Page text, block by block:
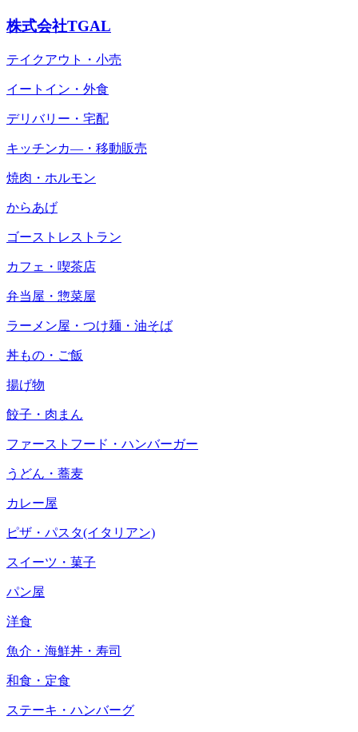
株式会社TGAL
テイクアウト・小売
イートイン・外食
デリバリー・宅配
キッチンカ―・移動販売
焼肉・ホルモン
からあげ
ゴーストレストラン
カフェ・喫茶店
弁当屋・惣菜屋
ラーメン屋・つけ麺・油そば
丼もの・ご飯
揚げ物
餃子・肉まん
ファーストフード・ハンバーガー
うどん・蕎麦
カレー屋
ピザ・パスタ(イタリアン)
スイーツ・菓子
パン屋
洋食
魚介・海鮮丼・寿司
和食・定食
ステーキ・ハンバーグ